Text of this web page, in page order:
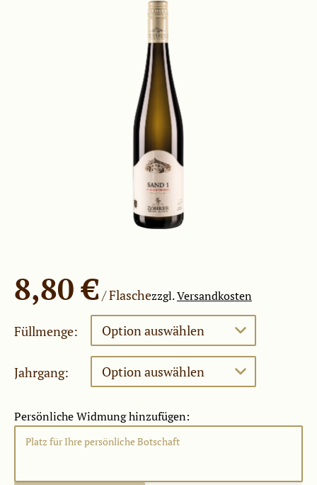
8,80€ zzgl.Versandkosten
Füllmenge
Jahrgang
Persönliche Widmung hinzufügen: